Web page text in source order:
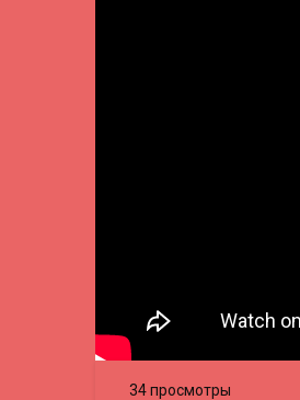
34 просмотры